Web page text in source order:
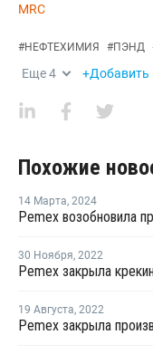
MRC
#НЕФТЕХИМИЯ #ПЭНД
Еще4 +Добавить
Похожие
14 Марта, 2024
Pemex возобновила
30 Ноября, 2022
19 Августа, 2022